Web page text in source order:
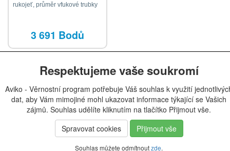
rukojeť, průměr vfukové trubky
vzduchu3 691 Bodů
Respektujeme vaše soukromí
Aviko - Věrnostní program potřebuje Váš souhlas k využití
dat, aby Vám mimojiné mohl ukazovat informace týkající se Vašich
zájmů. Souhlas udělíte kliknutím na tlačítko Přijmout vše.
Spravovat cookies
Přijmout vše
Souhlas můžete odmítnoutzde.